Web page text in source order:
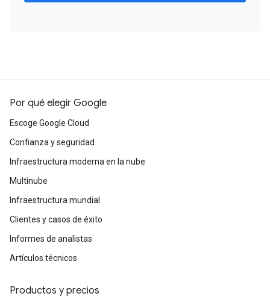
Por qué elegir Google
Escoge Google Cloud
Confianza y seguridad
Infraestructura moderna en la nube
Multinube
Infraestructura mundial
Clientes y casos de éxito
Informes de analistas
Artículos técnicos
Productos y precios